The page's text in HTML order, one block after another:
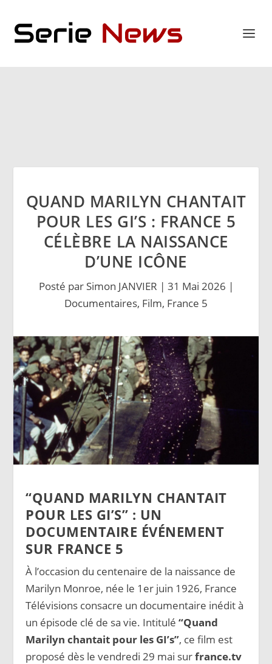
QUAND MARILYN CHANTAIT
POUR LES GI’S : FRANCE 5
CÉLÈBRE LA NAISSANCE
D’UNE ICÔNE
Posté par Simon JANVIER | 31 Mai 2026 |
Documentaires, Film, France 5
“QUAND MARILYN CHANTAIT
POUR LES GI’S” : UN
DOCUMENTAIRE ÉVÉNEMENT
SUR FRANCE 5
À l’occasion du centenaire de la naissance de
Marilyn Monroe, née le 1er juin 1926, France
Télévisions consacre un documentaire inédit à
un épisode clé de sa vie. Intitulé“Quand
Marilyn chantait pour les GI’s”, ce film est
proposé dès le vendredi 29 mai surfrance.tv